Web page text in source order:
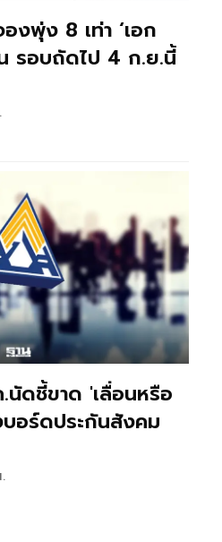
พุ่ง 8 เท่า ‘เอก
รอบถัดไป 4 ก.ย.นี้
นัดชี้ขาด 'เลื่อนหรือ
อร์ดประกันสังคม